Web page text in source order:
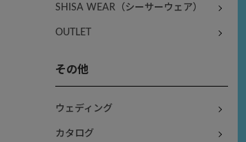
SHISA WEAR（シーサーウェア）
OUTLET
その他
ウェディング
カタログ